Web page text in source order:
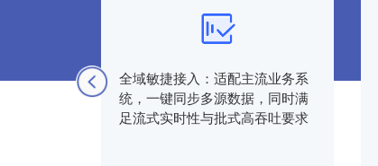
业场
全域敏捷接入：适配主流业务系
统，一键同步多源数据，同时满
足流式实时性与批式高吞吐要求